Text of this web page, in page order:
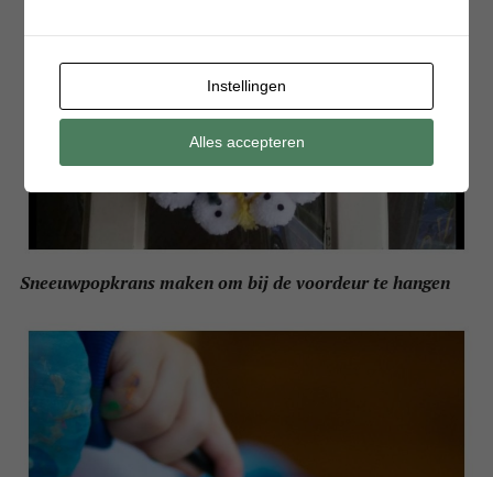
Sneeuwpopkrans maken om bij de voordeur te hangen
Instellingen
Alles accepteren